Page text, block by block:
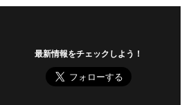
最新情報をチェックしよう！